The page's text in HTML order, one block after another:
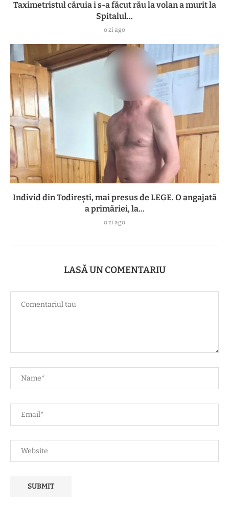
Taximetristul căruia i s-a făcut rău la volan a murit la
Spitalul...
o zi ago
Individ din Todirești, mai presus de LEGE. O angajată
a primăriei, la...
o zi ago
LASĂ UN COMENTARIU